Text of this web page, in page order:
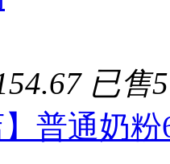
已售
】普通奶